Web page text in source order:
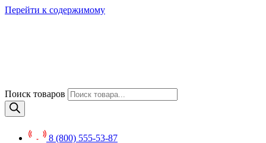
Перейти к содержимому
Поиск товаров
8 (800) 555-53-87